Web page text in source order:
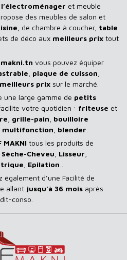
l’électroménager et meuble
des meubles de salon et
, de chambre à coucher, table
de déco aux meilleurs prix tout
vous pouvez équiper
plaque de cuisson
meilleurs prix sur le marché.
une large gamme de petits
votre quotidien : friteuse et
grille-pain bouilloire
multifonction blender
MAKNI tous les produits de
Sèche-Cheveu Lisseur
Epilation
également d’une Facilité de
allant jusqu’à 36 mois après
conso.